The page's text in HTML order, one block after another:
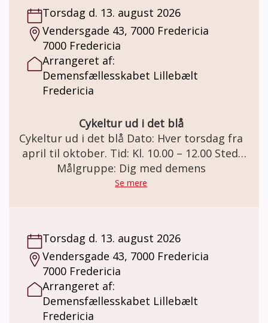
Torsdag d. 13. august 2026
Vendersgade 43, 7000 Fredericia
7000 Fredericia
Arrangeret af:
Demensfællesskabet Lillebælt
Fredericia
Cykeltur ud i det blå
Cykeltur ud i det blå Dato: Hver torsdag fra
april til oktober. Tid: Kl. 10.00 – 12.00 Sted:
Du afhentes på hjemmeadressen og cykles
oktober måned, når vejret tillader det. Det
på en af vores duocykler, sammen med en af
vores cykelpiloter. Her vil du få en guidet tur
i lokalområdet med kaffe og sødt. Dyrk og
nyd naturen, sæt pris på al dens skønhed og
mulighed for udfoldelse. Naturen er god
Målgruppe: Dig med demens
Se mere
Torsdag d. 13. august 2026
Vendersgade 43, 7000 Fredericia
7000 Fredericia
Arrangeret af:
Demensfællesskabet Lillebælt
Fredericia